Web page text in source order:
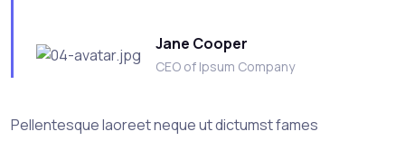
Jane Cooper
CEO of Ipsum Company
Pellentesque laoreet neque ut dictumst fames